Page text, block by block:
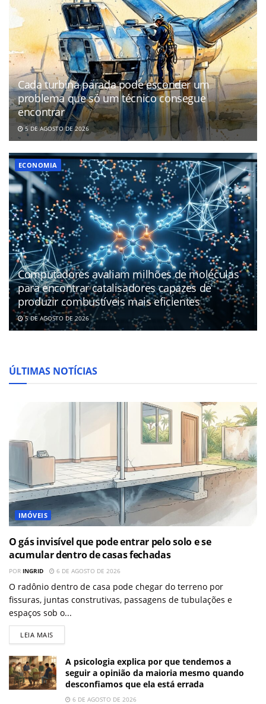
Cada turbina parada pode esconder um
problema que só um técnico consegue
encontrar
5 DE AGOSTO DE 2026
ECONOMIA
Computadores avaliam milhões de moléculas
para encontrar catalisadores capazes de
produzir combustíveis mais eficientes
5 DE AGOSTO DE 2026
ÚLTIMAS NOTÍCIAS
IMÓVEIS
O gás invisível que pode entrar pelo solo e se
acumular dentro de casas fechadas
POR INGRID 6 DE AGOSTO DE 2026
O radônio dentro de casa pode chegar do terreno por
fissuras, juntas construtivas, passagens de tubulações e
espaços sob o...
LEIA MAIS
A psicologia explica por que tendemos a
seguir a opinião da maioria mesmo quando
desconfiamos que ela está errada
6 DE AGOSTO DE 2026